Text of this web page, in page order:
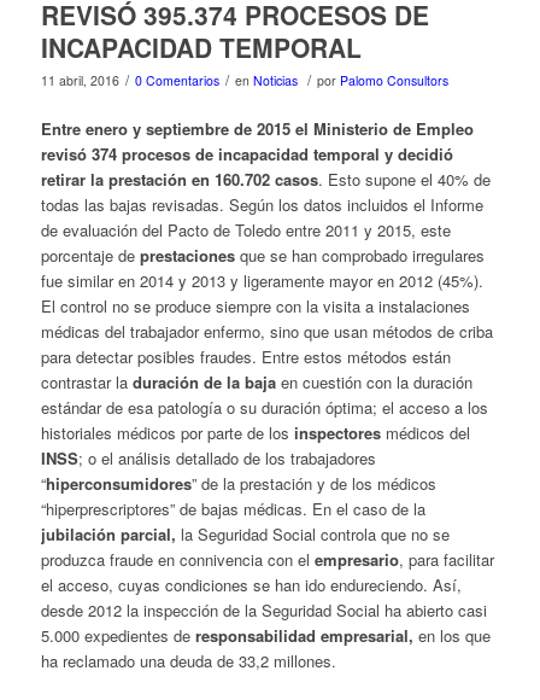
REVISÓ 395.374 PROCESOS DE
INCAPACIDAD TEMPORAL
11 abril, 2016 / 0 Comentarios / en Noticias / por Palomo Consultors
Entre enero y septiembre de 2015 el Ministerio de Empleo
revisó 374 procesos de incapacidad temporal y decidió
retirar la prestación en 160.702 casos. Esto supone el 40% de
todas las bajas revisadas. Según los datos incluidos el Informe
de evaluación del Pacto de Toledo entre 2011 y 2015, este
porcentaje de prestacionesque se han comprobado irregulares
fue similar en 2014 y 2013 y ligeramente mayor en 2012 (45%).
El control no se produce siempre con la visita a instalaciones
médicas del trabajador enfermo, sino que usan métodos de criba
para detectar posibles fraudes. Entre estos métodos están
contrastar la duración de la bajaen cuestión con la duración
estándar de esa patología o su duración óptima; el acceso a los
historiales médicos por parte de los inspectoresmédicos del
INSS; o el análisis detallado de los trabajadores
“hiperconsumidores” de la prestación y de los médicos
“hiperprescriptores” de bajas médicas. En el caso de la
jubilación parcial, la Seguridad Social controla que no se
produzca fraude en connivencia con el empresario, para facilitar
el acceso, cuyas condiciones se han ido endureciendo. Así,
desde 2012 la inspección de la Seguridad Social ha abierto casi
5.000 expedientes de responsabilidad empresarial, en los que
ha reclamado una deuda de 33,2 millones.